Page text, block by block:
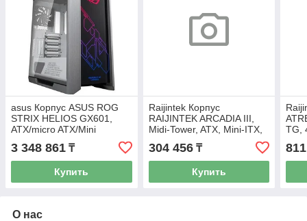
asus Корпус ASUS ROG
STRIX HELIOS GX601,
ATX/micro ATX/Mini
3x120mm, AURA Sync, Без
БП,
3 348 861 ₸
Купить
Raijintek Корпус
RAIJINTEK ARCADIA III,
Midi-Tower, ATX, Mini-ITX,
Front Panel 1x USB
304 456₸
Купить
TG,
О нас